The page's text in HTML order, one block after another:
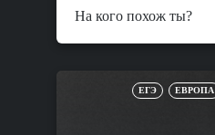
На кого похож ты?
ЕГЭ ЕВРОПА